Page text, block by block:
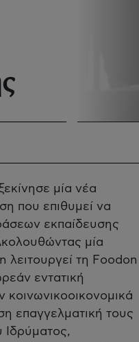
μία νέα
που επιθυμεί να
εκπαίδευσης
μία
λειτουργεί τη Foodon
εντατική
επαγγελματική τους
Ιδρύματος,